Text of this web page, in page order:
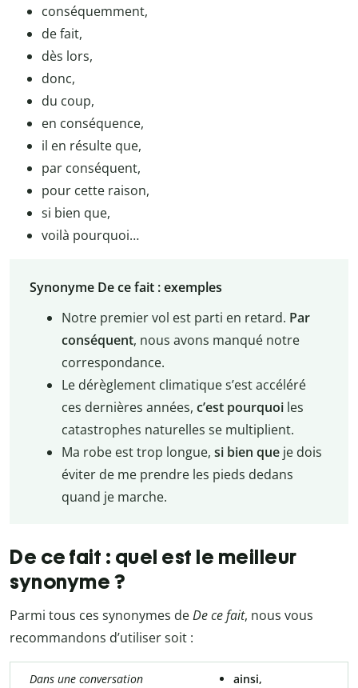
conséquemment,
de fait,
dès lors,
donc,
du coup,
en conséquence,
il en résulte que,
par conséquent,
pour cette raison,
si bien que,
voilà pourquoi…
Synonyme De ce fait : exemples
Notre premier vol est parti en retard. Par
conséquent, nous avons manqué notre
correspondance.
Le dérèglement climatique s’est accéléré
ces dernières années, c’est pourquoiles
catastrophes naturelles se multiplient.
Ma robe est trop longue, si bien queje dois
éviter de me prendre les pieds dedans
quand je marche.
De ce fait : quel est le meilleur
synonyme ?
Parmi tous ces synonymes deDe ce fait, nous vous
recommandons d’utiliser soit :
Dans une conversation
ainsi,